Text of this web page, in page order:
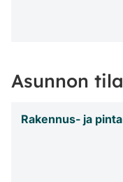
Asunnon
Rakennus- ja